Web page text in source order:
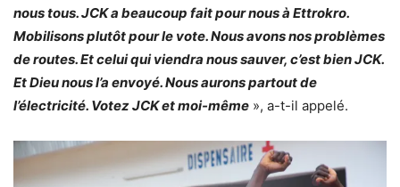
nous tous. JCK a beaucoup fait pour nous à Ettrokro.
Mobilisons plutôt pour le vote. Nous avons nos problèmes
de routes. Et celui qui viendra nous sauver, c’est bien JCK.
Et Dieu nous l’a envoyé. Nous aurons partout de
l’électricité. Votez JCK et moi-même », a-t-il appelé.